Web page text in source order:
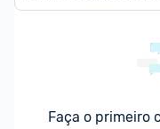
Faça o primeiro